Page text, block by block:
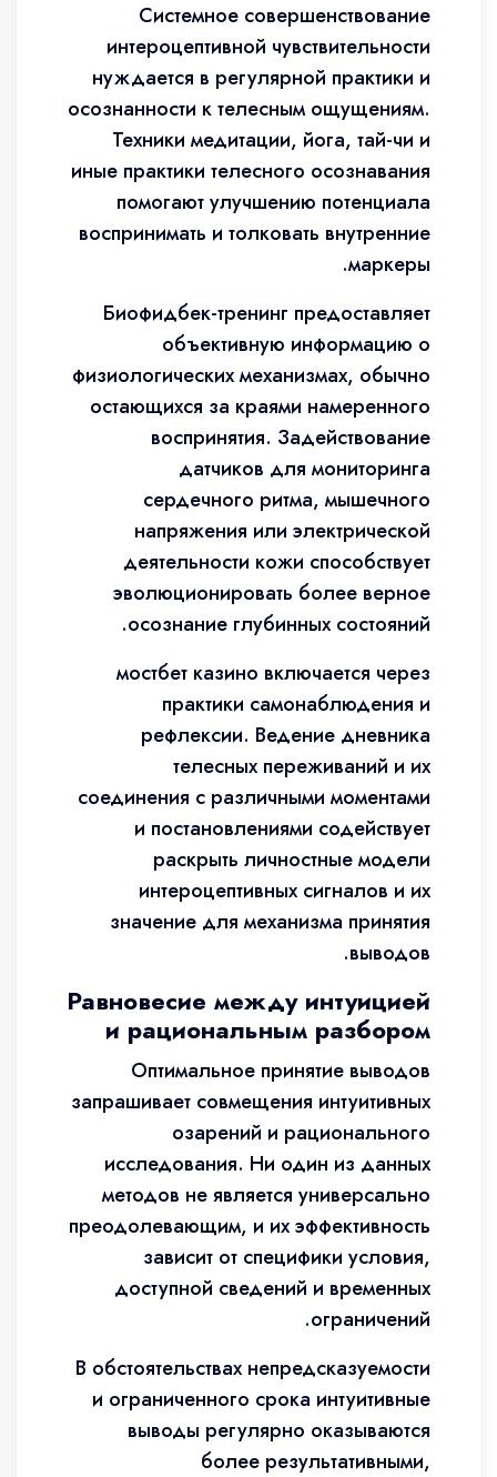
Системное совершенствование
интероцептивной чувствительности
нуждается в регулярной практики и
осознанности к телесным ощущениям.
Техники медитации, йога, тай-чи и
иные практики телесного осознавания
помогают улучшению потенциала
воспринимать и толковать внутренние
маркеры.
Биофидбек-тренинг предоставляет
объективную информацию о
физиологических механизмах, обычно
остающихся за краями намеренного
воспринятия. Задействование
датчиков для мониторинга
сердечного ритма, мышечного
напряжения или электрической
деятельности кожи способствует
эволюционировать более верное
осознание глубинных состояний.
мостбет казино включается через
практики самонаблюдения и
рефлексии. Ведение дневника
телесных переживаний и их
соединения с различными моментами
и постановлениями содействует
раскрыть личностные модели
интероцептивных сигналов и их
значение для механизма принятия
выводов.
Равновесие между интуицией
и рациональным разбором
Оптимальное принятие выводов
запрашивает совмещения интуитивных
озарений и рационального
исследования. Ни один из данных
методов не является универсально
преодолевающим, и их эффективность
зависит от специфики условия,
доступной сведений и временных
ограничений.
В обстоятельствах непредсказуемости
и ограниченного срока интуитивные
выводы регулярно оказываются
более результативными,